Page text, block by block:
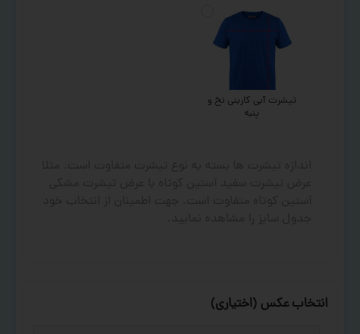
تیشرت آبی کاربنی نخ و
پنبه
انتخاب عکس (اختیاری)